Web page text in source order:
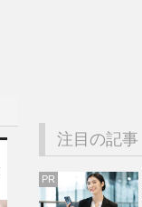
注目の記事
PR